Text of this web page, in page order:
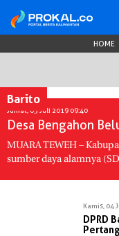
HOME
Barito
Jumat, 05 Juli 2019 09:40
Desa Bengahon
MUARA TEWEH –
sumber daya alamnya
Kamis, 04
DPRD